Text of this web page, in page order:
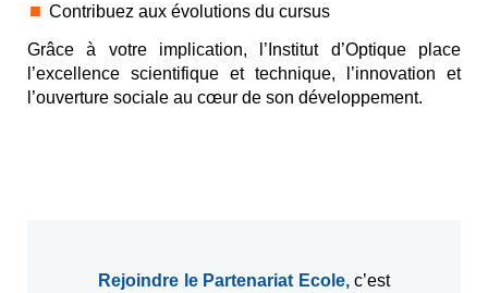
Contribuez aux évolutions du cursus
Grâce à votre implication, l’Institut d’Optique place
l’excellence scientifique et technique, l’innovation et
l’ouverture sociale au cœur de son développement.
Rejoindre le Partenariat Ecole, c’est